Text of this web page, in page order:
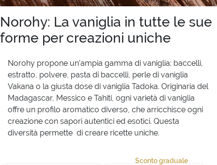
Norohy: La vaniglia in tutte le sue
forme per creazioni uniche
Norohy propone un’ampia gamma di vaniglia: baccelli,
estratto, polvere, pasta di baccelli, perle di vaniglia
Vakana o la giusta dose di vaniglia Tadoka. Originaria del
Madagascar, Messico e Tahiti, ogni varietà di vaniglia
offre un profilo aromatico diverso, che arricchisce ogni
creazione con sapori autentici ed esotici. Questa
diversità permette di creare ricette uniche.
Sconto graduale